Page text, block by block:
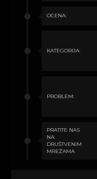
OCENA:
KATEGORIJA:
PROBLEM:
PRATITE NAS
NA
DRUŠTVENIM
MREŽAMA